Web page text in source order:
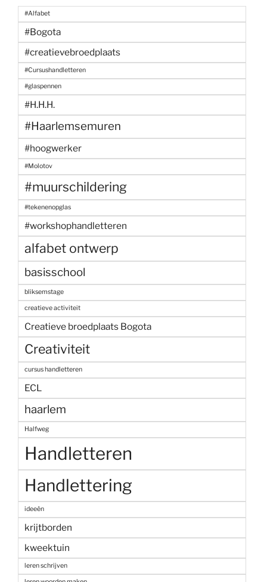
#Alfabet
#Bogota
#creatievebroedplaats
#Cursushandletteren
#glaspennen
#H.H.H.
#Haarlemsemuren
#hoogwerker
#Molotov
#muurschildering
#tekenenopglas
#workshophandletteren
alfabet ontwerp
basisschool
bliksemstage
creatieve activiteit
Creatieve broedplaats Bogota
Creativiteit
cursus handletteren
ECL
haarlem
Halfweg
Handletteren
Handlettering
ideeën
krijtborden
kweektuin
leren schrijven